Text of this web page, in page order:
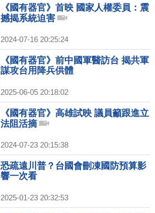
《國有器官》首映 國家人權委員：震
撼揭系統迫害
2024-07-16 20:25:24
《國有器官》前中國軍醫訪台 揭共軍
謀攻台用降兵供體
2025-06-05 20:18:02
《國有器官》高雄試映 議員籲跟進立
法阻活摘
2024-07-23 20:15:38
恐疏遠川普？台國會刪凍國防預算影
響一次看
2025-01-23 20:32:53